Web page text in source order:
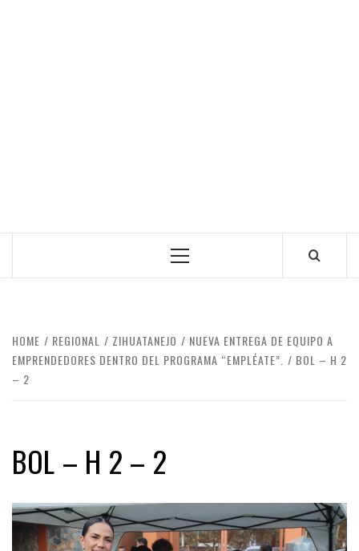
Primary
HOME REGIONAL ZIHUATANEJO
NUEVA ENTREGA DE EQUIPO A
EMPRENDEDORES DENTRO DEL PROGRAMA “EMPLÉATE”.
BOL – H 2
– 2
BOL – H 2 – 2